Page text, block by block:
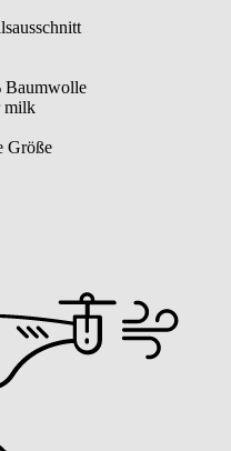
Baumwolle
milk
Größe